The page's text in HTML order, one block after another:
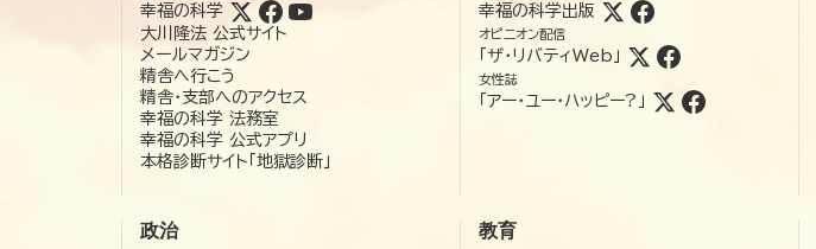
幸福の科学
大川隆法 公式サイト
メールマガジン
精舎へ行こう
精舎・支部へのアクセス
幸福の科学 法務室
幸福の科学 公式アプリ
本格診断サイト「地獄診断」
幸福の科学出版
オピニオン配信
「ザ・リバティWeb」
女性誌
「アー・ユー・ハッピー?」
政治 教育